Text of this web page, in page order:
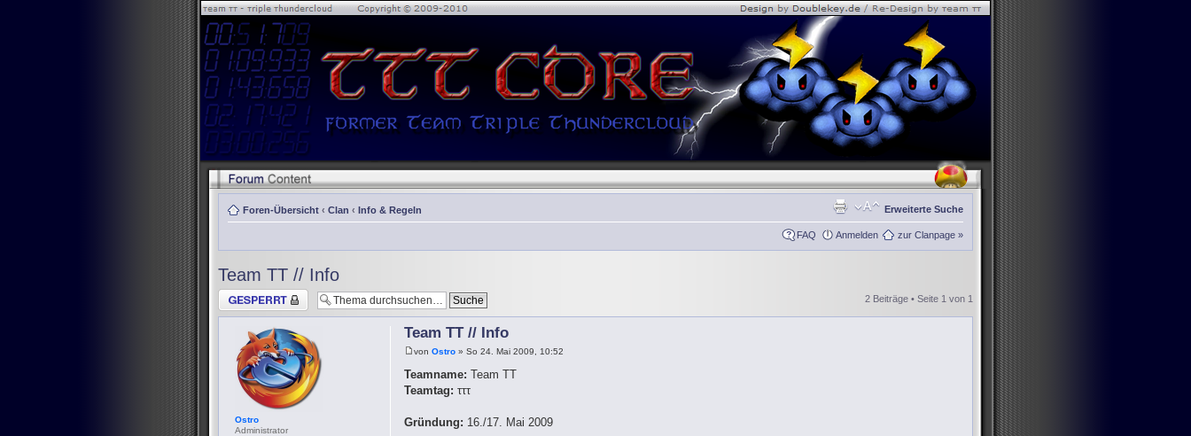
Foren-Übersicht ‹ Clan ‹ Info & Regeln Erweiterte Suche
FAQ Anmelden zur Clanpage »
Team TT // Info
Thema gesperrt 2 Beiträge • Seite 1 von 1
Team TT // Info
vonOstro » So 24. Mai 2009, 10:52
Teamname: Team TT
Teamtag: τττ
Gründung: 16./17. Mai 2009
Ostro
Administrator